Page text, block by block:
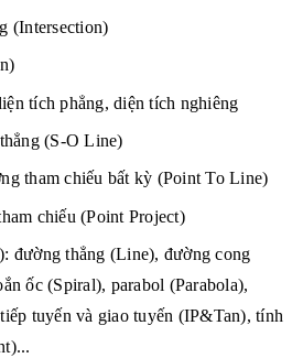
(Intersection)
tích phẳng, diện tích nghiêng
(S-O Line)
tham chiếu bất kỳ (Point To Line)
chiếu (Point Project)
đường thẳng (Line), đường cong
ốc (Spiral), parabol (Parabola),
tuyến và giao tuyến (IP&Tan), tính